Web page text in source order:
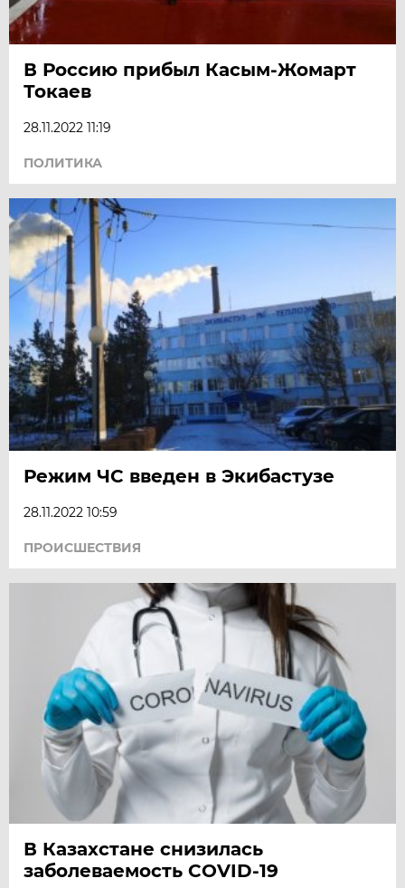
В Россию прибыл Касым-Жомарт
Токаев
28.11.2022 11:19
ПОЛИТИКА
Режим ЧС введен в Экибастузе
28.11.2022 10:59
ПРОИСШЕСТВИЯ
В Казахстане снизилась
заболеваемость COVID-19